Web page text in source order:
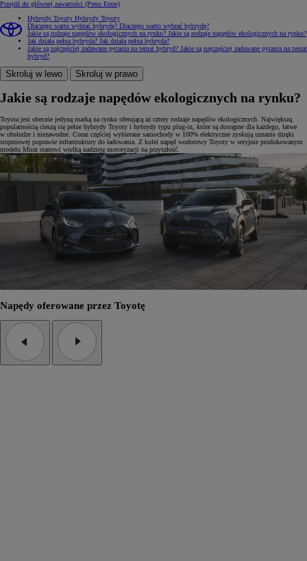
Przejdź do głównej zawartości (Press Enter)
Hybrydy Toyoty Hybrydy Toyoty
Dlaczego warto wybrać hybrydę? Dlaczego warto wybrać hybrydę?
Jakie są rodzaje napędów ekologicznych na rynku? Jakie są rodzaje napędów ekologicznych na rynku?
Jak działa pełna hybryda? Jak działa pełna hybryda?
Jakie są najczęściej zadawane pytania na temat hybryd? Jakie są najczęściej zadawane pytania na temat
hybryd?
Skroluj w lewo Skroluj w prawo
Jakie są rodzaje napędów ekologicznych na rynku?
Toyota jest obecnie jedyną marką na rynku oferującą aż cztery rodzaje napędów ekologicznych. Największą
popularnością cieszą się pełne hybrydy Toyoty i hybrydy typu plug-in, które są dostępne dla każdego, łatwe
w obsłudze i niezawodne. Coraz częściej wybierane samochody w 100% elektryczne zyskują uznanie dzięki
stopniowej poprawie infrastruktury do ładowania. Z kolei napęd wodorowy Toyoty w seryjnie produkowanym
modelu Mirai stanowi wielką nadzieję motoryzacji na przyszłość.
Napędy oferowane przez Toyotę